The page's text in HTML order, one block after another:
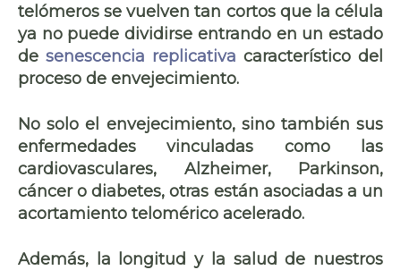
telómeros se vuelven tan cortos que la célula
ya no puede dividirse entrando en un estado
de senescencia replicativa característico del
proceso de envejecimiento.
No solo el envejecimiento, sino también sus
enfermedades vinculadas como las
cardiovasculares, Alzheimer, Parkinson,
cáncer o diabetes, otras están asociadas a un
acortamiento telomérico acelerado.
Además, la longitud y la salud de nuestros